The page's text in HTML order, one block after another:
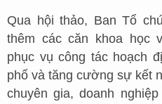
Qua hội thảo, Ban Tổ
thêm các căn khoa học
phục vụ công tác hoạch
phố và tăng cường sự kết
chuyên gia, doanh